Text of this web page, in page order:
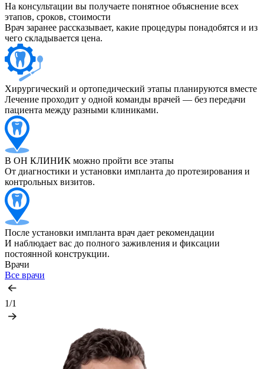
На консультации вы получаете понятное объяснение всех
этапов, сроков, стоимости
Врач заранее рассказывает, какие процедуры понадобятся и из
чего складывается цена.
Хирургический и ортопедический этапы планируются вместе
Лечение проходит у одной команды врачей — без передачи
пациента между разными клиниками.
В ОН КЛИНИК можно пройти все этапы
От диагностики и установки импланта до протезирования и
контрольных визитов.
После установки импланта врач дает рекомендации
И наблюдает вас до полного заживления и фиксации
постоянной конструкции.
Врачи
Все врачи
1/1